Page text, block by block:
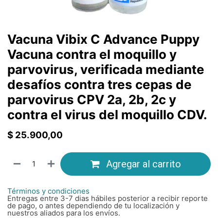
Vacuna Vibix C Advance Puppy
Vacuna contra el moquillo y
parvovirus, verificada mediante
desafíos contra tres cepas de
parvovirus CPV 2a, 2b, 2c y
contra el virus del moquillo CDV.
$ 25.900,00
Agregar al carrito
Términos y condiciones
Entregas entre 3-7 dias hábiles posterior a recibir reporte
de pago, o antes dependiendo de tu localización y
nuestros aliados para los envíos.